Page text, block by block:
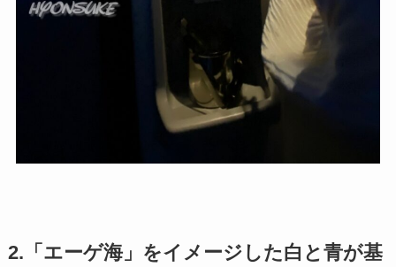
2.「エーゲ海」をイメージした白と青が基